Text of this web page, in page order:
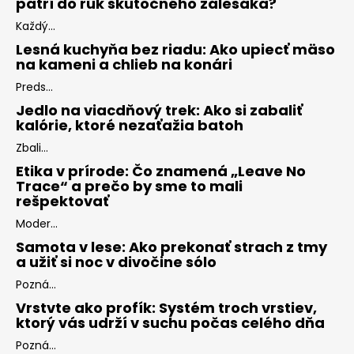
Každý...
Lesná kuchyňa bez riadu: Ako upiecť mäso
na kameni a chlieb na konári
Preds...
Jedlo na viacdňový trek: Ako si zabaliť
kalórie, ktoré nezaťažia batoh
Zbali...
Etika v prírode: Čo znamená „Leave No
Trace“ a prečo by sme to mali
rešpektovať
Moder...
Samota v lese: Ako prekonať strach z tmy
a užiť si noc v divočine sólo
Pozná...
Vrstvte ako profík: Systém troch vrstiev,
ktorý vás udrží v suchu počas celého dňa
Pozná...